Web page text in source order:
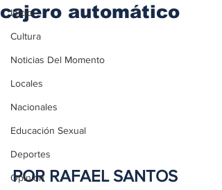
Inicio
Cultura
Noticias Del Momento
Locales
Nacionales
Educación Sexual
Deportes
Opinión
cajero automático
POR RAFAEL SANTOS